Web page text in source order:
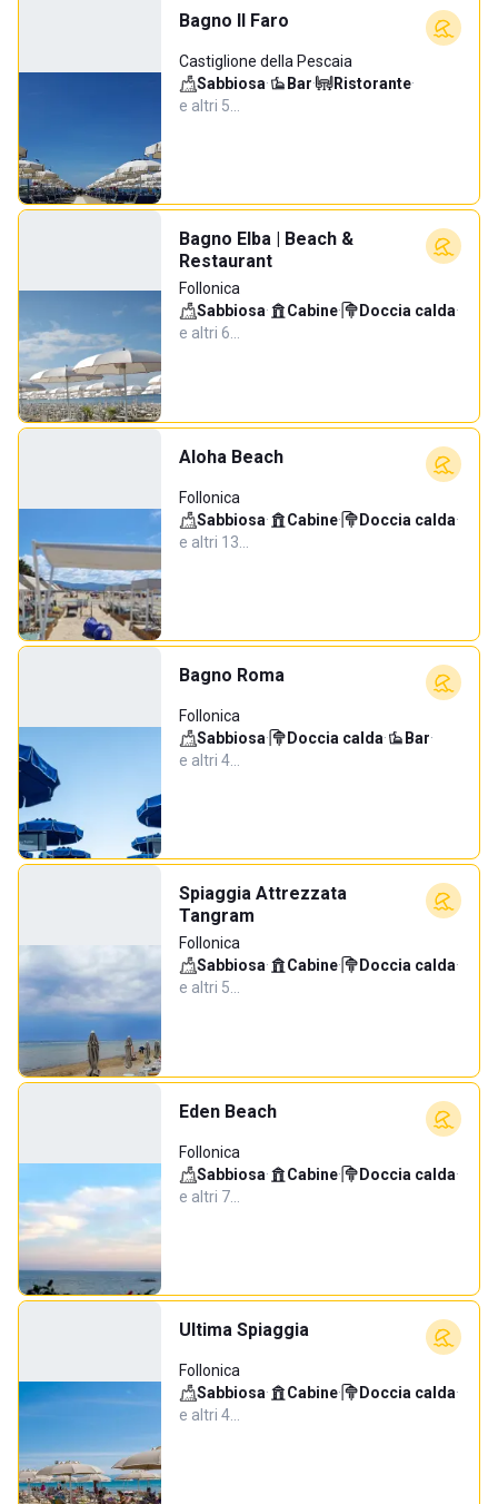
Bagno Il Faro
Castiglione della Pescaia
Sabbiosa· Bar· Ristorante·
e altri 5…
Bagno Elba | Beach &
Restaurant
Follonica
Sabbiosa· Cabine· Doccia calda·
e altri 6…
Aloha Beach
Follonica
Sabbiosa· Cabine· Doccia calda·
e altri 13…
Bagno Roma
Follonica
Sabbiosa· Doccia calda· Bar·
e altri 4…
Spiaggia Attrezzata
Tangram
Follonica
Sabbiosa· Cabine· Doccia calda·
e altri 5…
Eden Beach
Follonica
Sabbiosa· Cabine· Doccia calda·
e altri 7…
Ultima Spiaggia
Follonica
Sabbiosa· Cabine· Doccia calda·
e altri 4…